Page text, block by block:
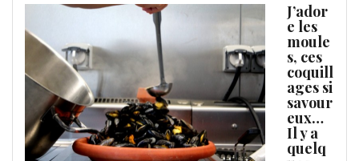
J’ador
e les
moule
s, ces
coquill
ages si
savour
eux…
Il y a
quelq